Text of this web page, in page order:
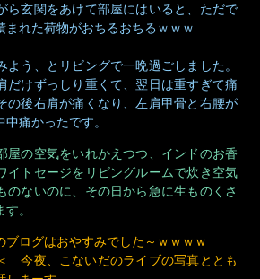
ら玄関をあけて部屋にはいると、ただで
まれた荷物がおちるおちるｗｗｗ
よう、とリビングで一晩過ごしました。
だけずっしり重くて、翌日は重すぎて痛
の後右肩が痛くなり、左肩甲骨と右腰が
痛かったです。
屋の空気をいれかえつつ、インドのお香
イトセージをリビングルームで炊き空気
のないのに、その日から急に生ものくさ
。
ブログはおやすみでした～ｗｗｗｗ
今夜、こないだのライブの写真ととも